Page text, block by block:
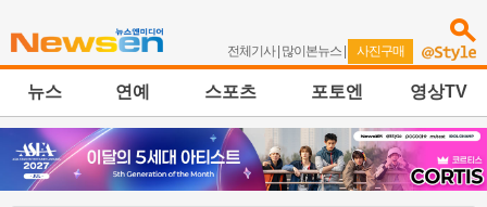
전체기사| 많이본뉴스 | 사진구매
뉴스 연예 스포츠 포토엔 영상TV